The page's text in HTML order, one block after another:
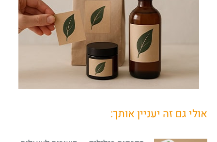
אולי גם זה יעניין אותך: